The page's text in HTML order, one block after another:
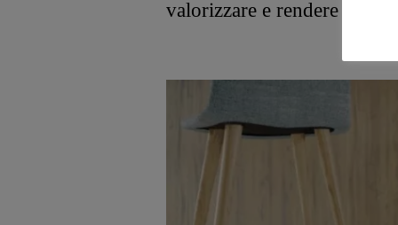
valorizzare e rendere unici